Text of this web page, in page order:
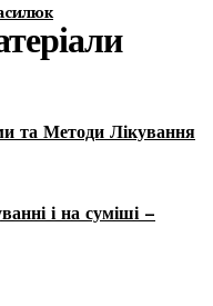
та Методи Лікування
і на суміші –